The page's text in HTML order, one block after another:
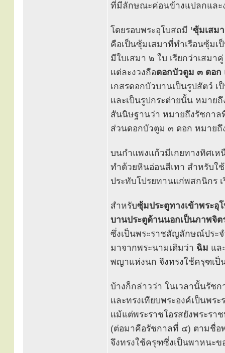
ที่มีลักษณะค่อนข้างแปลกและ
โดยรอบพระอุโบสถมี ‘ซุ้มเสม
คือเป็นซุ้มเสมาที่ทำเรือนซุ้มเ
มีใบเสมา ๒ ใบ เรียกว่าเสมา
แต่ละงวงถือดอกบัวตูม ๓ ดอก
เกสรดอกบัวบานเป็นรูปสัตว์
และเป็นรูปกระต่ายนั้น หมาย
สันนิษฐานว่า หมายถึงรัชกาล
ส่วนดอกบัวตูม ๓ ดอก หมายถึ
บนกำแพงแก้วมีเกยทางทิศเห
ทำด้วยหินอ่อนสีเทา สำหรับใ
ประทับโปรยทานแก่พสกนิกร
สำหรับซุ้มประตูทางเข้าพระอุ
บานประตูด้านนอกเป็นภาพจิ
ซึ่งเป็นพระราชสัญลักษณ์ประ
มาจากพระนามเดิมว่า ฉิม แล
พญาแห่งนก จึงทรงใช้ครุฑเป็
บ้างก็กล่าวว่า ในเวลานั้นรัชก
และทรงเทียบพระองค์เป็นพร
แม้แต่พระราชโอรสยังพระรา
(ต่อมาคือรัชกาลที่ ๔) ตามชื่อ
จึงทรงใช้ครุฑซึ่งเป็นพาหนะข